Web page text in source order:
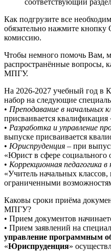
Как подгрузите все
обязательно нажмите
комиссию.
Чтобы немного помочь Вам,
распространённые вопросы,
МПГУ.
На 2026-2027 учебный год в
набор на следующие
• Преподавание в начальных
присваивается
• Разработка и управление
выпуске присваивается
• Юриспруденция – при
«Юрист в сфере социального
• Коррекционная педагогика
«Учитель начальных
ограниченными
Каковы сроки приёма
МПГУ?
• Прием документов
• Прием заявлений на
управление программным
«Юриспруденция»